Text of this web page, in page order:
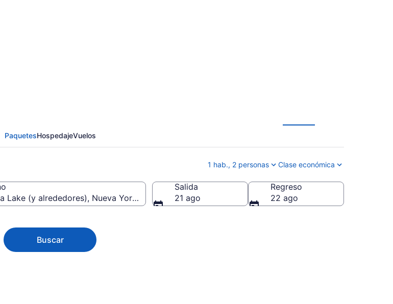
PaquetesHospedajeVuelos
1 hab., 2 personas Clase económica
Lake (y alrededores), Nueva York, Estados Unidos
Salida
21 ago
Regreso
22 ago
Buscar